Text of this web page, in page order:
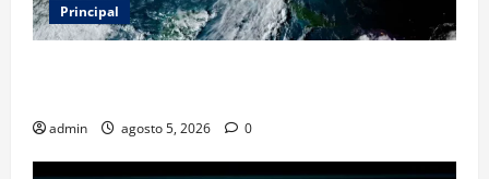
Principal
admin agosto 5, 2026 0